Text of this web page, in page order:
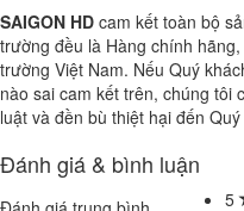
SAIGON HD cam kết toàn bộ
trường đều là Hàng chính
trường Việt Nam. Nếu Quý
nào sai cam kết trên, chúng tôi
luật và đền bù thiệt hại đến
Đánh giá & bình luận
5